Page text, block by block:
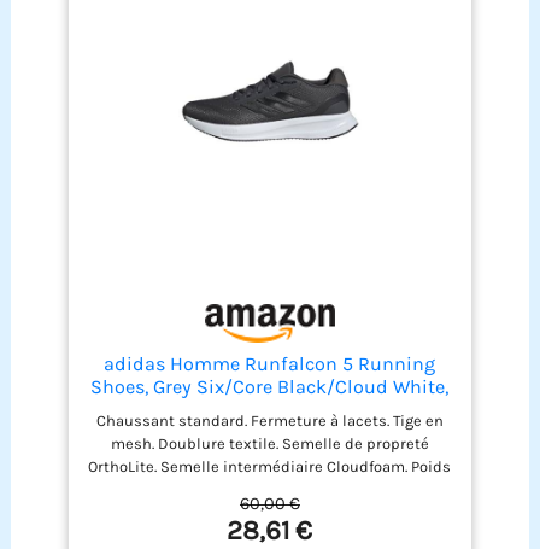
adidas Homme Runfalcon 5 Running
Shoes, Grey Six/Core Black/Cloud White,
39 1/3 EU
Chaussant standard. Fermeture à lacets. Tige en
mesh. Doublure textile. Semelle de propreté
OrthoLite. Semelle intermédiaire Cloudfoam. Poids
intermédiaire : 10 mm (talon 33 mm / avant-pied
23 mm). Semelle extérieure Adiwear.
60,00 €
28,61 €